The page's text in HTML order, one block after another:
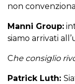
non
Manni Group:
siamo arrivati
Che consiglio
Patrick Luth: